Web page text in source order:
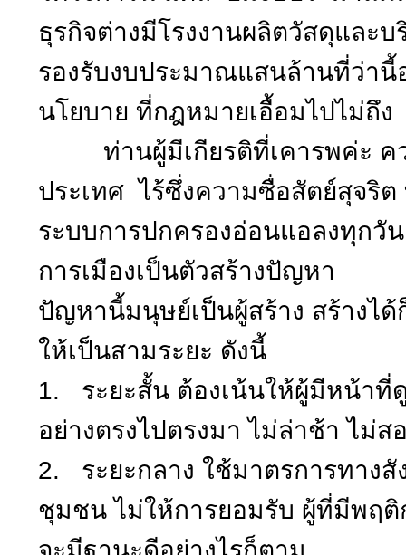
ธุรกิจต่างมีโรงงานผลิตวัสดุและ
รองรับงบประมาณแสนล้านที่ว่านี้
นโยบาย ที่กฎหมายเอื้อมไปไม่ถึง
ท่านผู้มีเกียรติที่เคารพค่ะ คว
ประเทศ ไร้ซึ่งความซื่อสัตย์สุจริต
ระบบการปกครองอ่อนแอลงทุกวั
การเมืองเป็นตัวสร้างปัญหา
ปัญหานี้มนุษย์เป็นผู้สร้าง สร้างไ
ให้เป็นสามระยะ ดังนี้
1. ระยะสั้น ต้องเน้นให้ผู้มีหน้า
อย่างตรงไปตรงมา ไม่ล่าช้า ไม่ส
2. ระยะกลาง ใช้มาตรการทาง
ชุมชน ไม่ให้การยอมรับ ผู้ที่มีพฤ